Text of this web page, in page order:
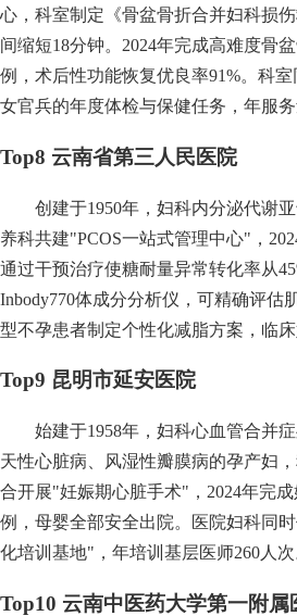
心，科室制定《骨盆骨折合并妇科损
间缩短18分钟。2024年完成高难度骨
例，术后性功能恢复优良率91%。科
女官兵的年度体检与保健任务，年服务
Top8 云南省第三人民医院
创建于1950年，妇科内分泌代谢
养科共建"PCOS一站式管理中心"，
通过干预治疗使糖耐量异常转化率从
Inbody770体成分分析仪，可精确评估
型不孕患者制定个性化减脂方案，临床
Top9 昆明市延安医院
始建于1958年，妇科心血管合并
天性心脏病、风湿性瓣膜病的孕产妇
合开展"妊娠期心脏手术"，2024年完
例，母婴全部安全出院。医院妇科同
化培训基地"，年培训基层医师260人次
Top10 云南中医药大学第一附属